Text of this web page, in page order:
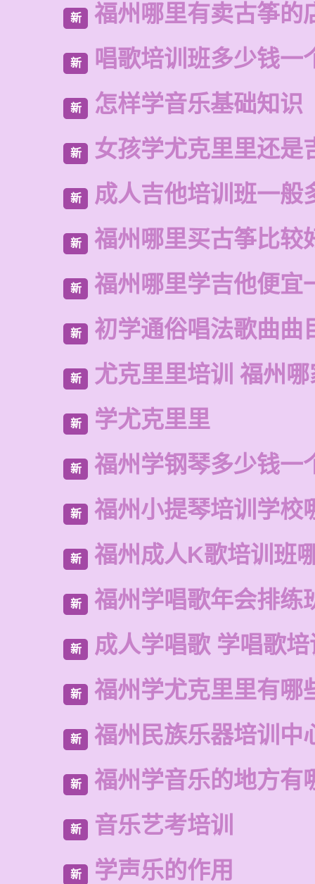
新 福州哪里有卖古筝的
新 唱歌培训班多少钱一
新 怎样学音乐基础知识
新 女孩学尤克里里还是
新 成人吉他培训班一般
新 福州哪里买古筝比较
新 福州哪里学吉他便宜
新 初学通俗唱法歌曲曲
新 尤克里里培训 福州
新 学尤克里里
新 福州学钢琴多少钱一
新 福州小提琴培训学校
新 福州成人K歌培训班
新 福州学唱歌年会排练
新 成人学唱歌 学唱歌培
新 福州学尤克里里有哪
新 福州民族乐器培训中
新 福州学音乐的地方有
新 音乐艺考培训
新 学声乐的作用